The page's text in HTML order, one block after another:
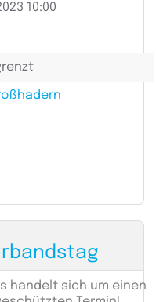
10:00
handelt sich um einen